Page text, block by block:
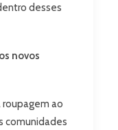
desses
novos
roupagem ao
comunidades